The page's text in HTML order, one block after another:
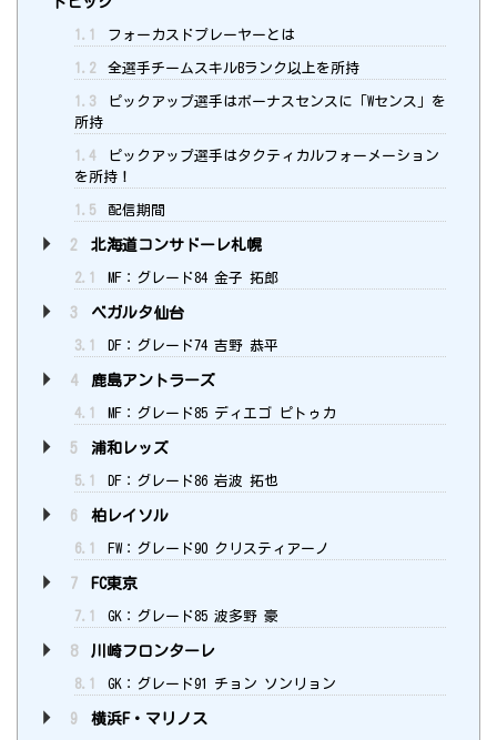
1.1 フォーカスドプレーヤーとは
1.2 全選手チームスキルBランク以上を所持
1.3
ピックアップ選手はボーナスセンスに「Wセンス」を
所持
1.4
ピックアップ選手はタクティカルフォーメーション
を所持！
1.5 配信期間
2 北海道コンサドーレ札幌
2.1 MF：グレード84 金子 拓郎
3 ベガルタ仙台
3.1 DF：グレード74 吉野 恭平
4 鹿島アントラーズ
4.1 MF：グレード85 ディエゴ ピトゥカ
5 浦和レッズ
5.1 DF：グレード86 岩波 拓也
6 柏レイソル
6.1 FW：グレード90 クリスティアーノ
7 FC東京
7.1 GK：グレード85 波多野 豪
8 川崎フロンターレ
8.1 GK：グレード91 チョン ソンリョン
9 横浜F・マリノス